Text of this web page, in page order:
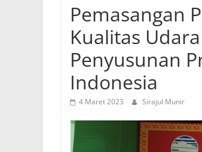
BMKG
Sumatera
Selatan
Pemasangan
Kualitas
Penyusunan
Indonesia
4 Maret 2023 Sirajul Munir